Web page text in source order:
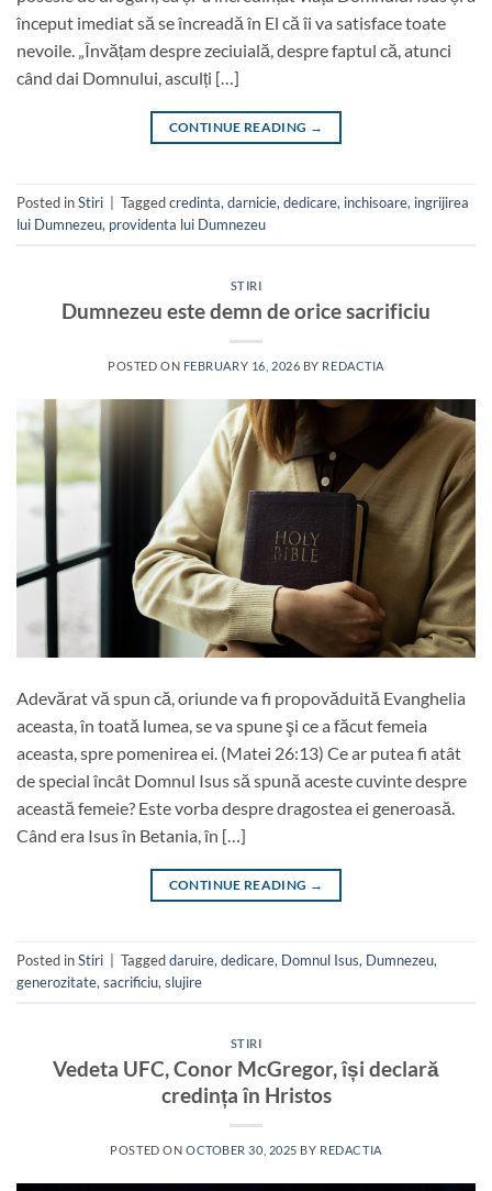
început imediat să se încreadă în El că îi va satisface toate
nevoile. „Învățam despre zeciuială, despre faptul că, atunci
când dai Domnului, asculți […]
CONTINUE READING →
Posted inStiri Taggedcredinta,darnicie,dedicare, inchisoare, ingrijirea
lui Dumnezeu, providenta lui Dumnezeu
STIRI
Dumnezeu este demn de orice sacrificiu
POSTED ON FEBRUARY 16, 2026 BY REDACTIA
Adevărat vă spun că, oriunde va fi propovăduită Evanghelia
aceasta, în toată lumea, se va spune şi ce a făcut femeia
aceasta, spre pomenirea ei. (Matei 26:13) Ce ar putea fi atât
de special încât Domnul Isus să spună aceste cuvinte despre
această femeie? Este vorba despre dragostea ei generoasă.
Când era Isus în Betania, în […]
CONTINUE READING →
Posted inStiri Taggeddaruire,dedicare, Domnul Isus, Dumnezeu,
generozitate,sacrificiu,slujire
STIRI
Vedeta UFC, Conor McGregor, își declară
credința în Hristos
POSTED ON OCTOBER 30, 2025 BY REDACTIA